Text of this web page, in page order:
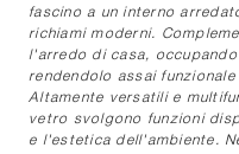
fascino a un interno
richiami moderni.
l'arredo di casa,
rendendolo assai
Altamente versatili e
vetro svolgono funzioni
e l'estetica dell'ambiente.